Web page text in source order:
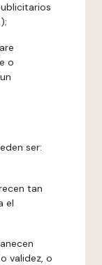
o
ser:
tan
el
validez, o